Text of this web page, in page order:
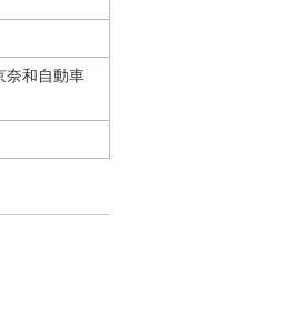
奈和自動車